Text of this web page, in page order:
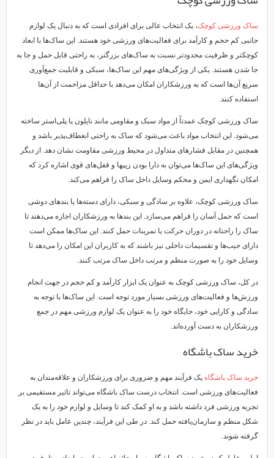
ساک ورزشی کوچک، یک انتخاب عالی برای افرادی است که به دنبال یک لوازم
جانبی کم حجم و کارآمد برای فعالیت‌های ورزشی خود هستند. این ساک‌ها با ابعاد
کوچکتر و ظرفیت محدودتر نسبت به ساک‌های بزرگتر، به راحتی قابل حمل و جا به
جا شدن هستند. یکی از ویژگی‌های مهم این ساک‌ها، سبکی و قابلیت جمع‌آوری
سریع آن‌ها است که به ورزشکاران امکان می‌دهد با حداقل مزاحمت از آن‌ها
استفاده کنند.
ساک ورزشی کوچک عمدتاً از مواد سبک و مقاومی مانند نایلون یا پلی‌استر ساخته
می‌شود. این انتخاب مواد باعث می‌شود که ساک به راحتی انعطاف‌پذیر باشد و
همچنین در مقابل فشارهای متداول در محیط ورزشی مقاومت نشان دهد. از دیگر
ویژگی‌های این ساک‌ها می‌توان به دارا بودن زیپها و قفل‌های قوی اشاره کرد که
امکان نگهداری ایمن و محکم وسایل داخل ساک را فراهم می‌کند.
ساک ورزشی کوچک، علاوه بر سادگی و سبکی، دارای دسته‌ها یا بندهای دوشی
است که حمل آسان را فراهم می‌سازد. این بندها به ورزشکاران اجازه می‌دهند تا
ساک را راحتانه در دوران حرکت یا تمرینات حمل کنند. این ساک‌ها ممکن است
دارای جیب‌ها و تقسیمات داخلی نیز باشند که به کاربران این امکان را می‌دهد تا
وسایل خود را به صورت منظم و مرتب داخل ساک مرتب کنند.
در کل، ساک ورزشی کوچک به عنوان یک ابزار کارآمد و کم حجم در جهت انجام
ورزش‌ها و فعالیت‌های ورزشی بسیار مورد توجه است. این ساک‌ها با توجه به
سادگی و کارایی خود، جایگاه خود را به عنوان یک لوازم ورزشی مهم در جمع
ورزشکاران به دست آورده‌اند.
خرید ساک باشگاه
خرید ساک باشگاه یک فرآیند مهم و ضروری برای ورزشکاران و علاقه‌مندان به
فعالیت‌های ورزشی است. انتخاب درست ساک باشگاه می‌تواند تاثیر مستقیمی بر
تجربه ورزشی فرد داشته باشد و به او کمک کند تا وسایل و لوازم خود را به یک
شکل منظم و سازمان‌یافته حمل کند. در طی این فرآیند، چندین عامل باید در نظر
گرفته شوند.